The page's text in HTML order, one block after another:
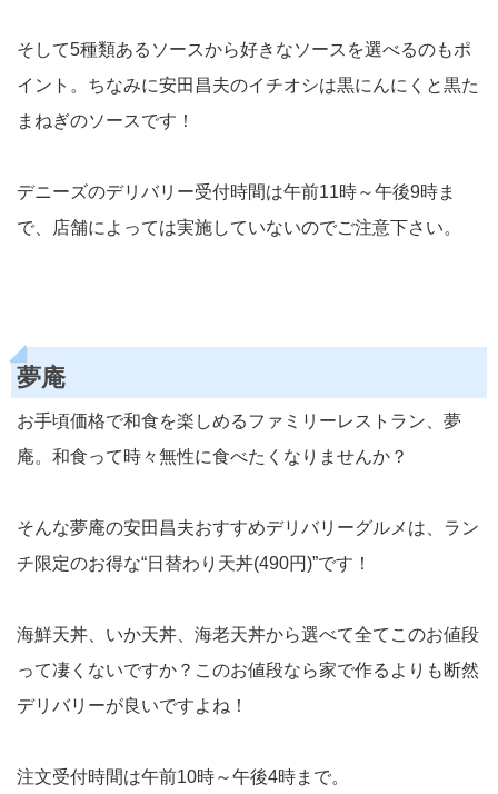
そして5種類あるソースから好きなソースを選べるのもポ
イント。ちなみに安田昌夫のイチオシは黒にんにくと黒た
まねぎのソースです！
デニーズのデリバリー受付時間は午前11時～午後9時ま
で、店舗によっては実施していないのでご注意下さい。
夢庵
お手頃価格で和食を楽しめるファミリーレストラン、夢
庵。和食って時々無性に食べたくなりませんか？
そんな夢庵の安田昌夫おすすめデリバリーグルメは、ラン
チ限定のお得な“日替わり天丼(490円)”です！
海鮮天丼、いか天丼、海老天丼から選べて全てこのお値段
って凄くないですか？このお値段なら家で作るよりも断然
デリバリーが良いですよね！
注文受付時間は午前10時～午後4時まで。